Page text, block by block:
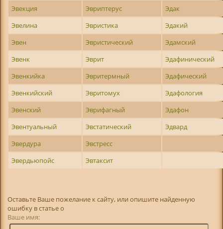
Эвекция
Эвриптерус
Эдак
Эвелина
Эвристика
Эдакий
Эвен
Эвристический
Эдамский
Эвенк
Эврит
Эдафинический
Эвенкийка
Эвритермный
Эдафический
Эвенкийский
Эвритомух
Эдафология
Эвенский
Эврифагный
Эдафон
Эвентуальный
Эвстатический
Эдвард
Эвердура
Эвстресс
Эвердьюпойс
Эвтаксит
Оставьте Ваше пожелание к сайту, или опишите найденную
ошибку в статье о
Ваше имя: